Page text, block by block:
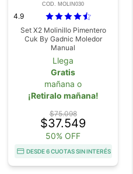
COD. MOLIN030
4.9
Set X2 Molinillo Pimentero
Cuk By Gadnic Moledor
Manual
Llega
Gratis
mañana o
¡Retiralo mañana!
$75.098
$37.549
50% OFF
DESDE 6 CUOTAS SIN INTERÉS